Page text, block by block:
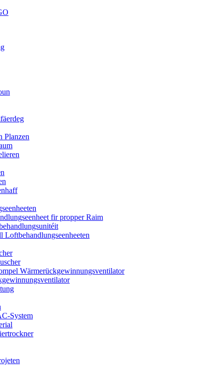
Planzen
fir propper Raim
Loftbehandlungseenheeten
Wärmerückgewinnungsventilator
System